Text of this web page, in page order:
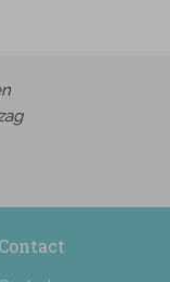
Contact